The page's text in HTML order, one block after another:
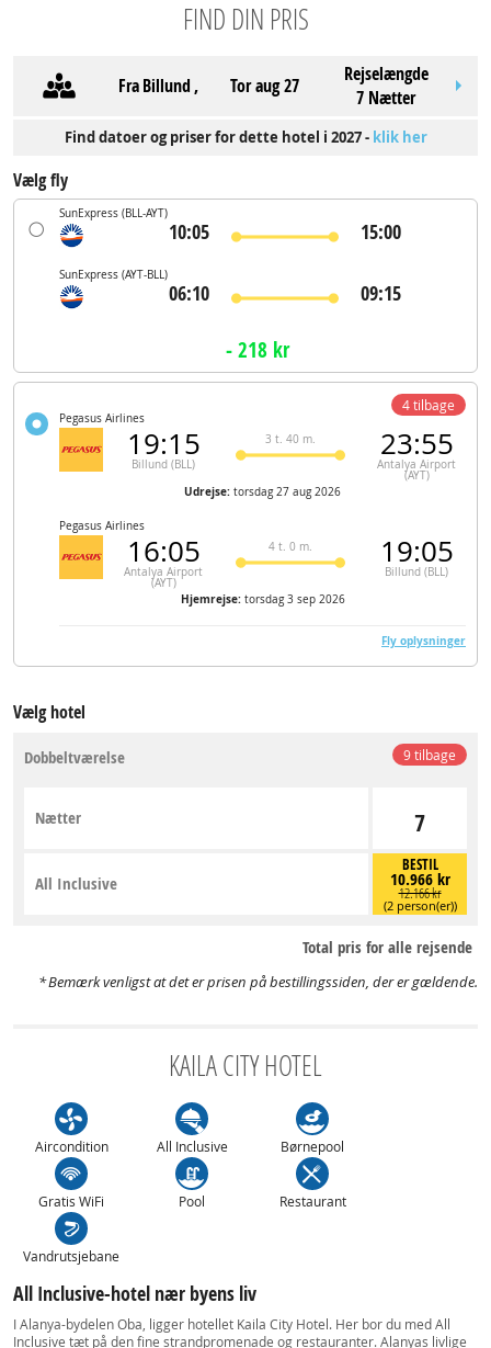
FIND DIN PRIS
FraBillund, tor aug 27
Rejselængde
7 Nætter
Find datoer og priser for dette hotel i 2027 - klik her
Vælg fly
SunExpress (BLL-AYT)
10:05 15:00
SunExpress (AYT-BLL)
06:10 09:15
- 218 kr
Pegasus Airlines
19:15
Billund (BLL)
3 t. 40 m. 23:55
Antalya Airport
(AYT)
Udrejse: torsdag 27 aug 2026
Pegasus Airlines
16:05
Antalya Airport
(AYT)
4 t. 0 m. 19:05
Billund (BLL)
Hjemrejse: torsdag 3 sep 2026
4 tilbage
Fly oplysninger
Vælg hotel
9 tilbage
Dobbeltværelse
7
Nætter
BESTIL
10.966 kr
12.166 kr
(2 person(er))
All Inclusive
Total pris for alle rejsende
Bemærk venligst at det er prisen på bestillingssiden, der er gældende.
KAILA CITY HOTEL
Aircondition All Inclusive Børnepool
Gratis WiFi Pool Restaurant
Vandrutsjebane
All Inclusive-hotel nær byens liv
I Alanya-bydelen Oba, ligger hotellet Kaila City Hotel. Her bor du med All
Inclusive tæt på den fine strandpromenade og restauranter. Alanyas livlige